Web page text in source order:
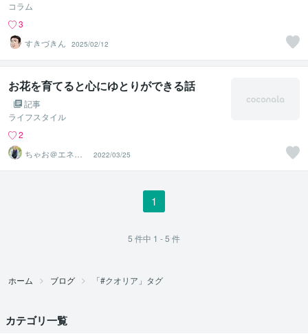
コラム
3
すきづきん
2025/02/12
お花を育てると心にゆとりができる話
記事
ライフスタイル
2
ちゃお＠エネル
ギー管理人
2022/03/25
1
5 件中 1 - 5 件
ホーム ブログ 「#クオリア」タグ
カテゴリ一覧